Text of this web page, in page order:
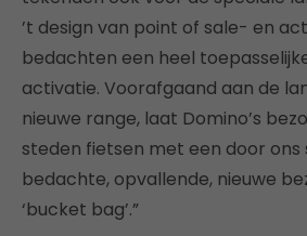
’t design van point of sale- en
bedachten een heel
activatie. Voorafgaand aan de
nieuwe range, laat Domino’s
steden fietsen met een door
bedachte, opvallende, nieuwe
‘bucket bag’.”